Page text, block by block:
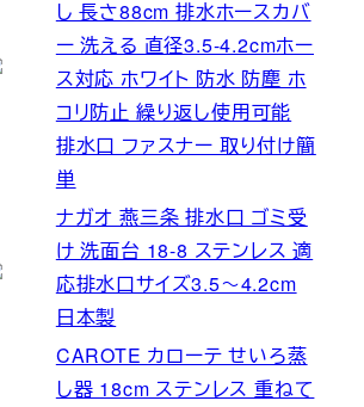
し 長さ88cm 排水ホースカバ
ー 洗える 直径3.5-4.2cmホー
ス対応 ホワイト 防水 防塵 ホ
コリ防止 繰り返し使用可能
排水口 ファスナー 取り付け簡
単
ナガオ 燕三条 排水口 ゴミ受
け 洗面台 18-8 ステンレス 適
応排水口サイズ3.5～4.2cm
日本製
CAROTE カローテ せいろ蒸
し器 18cm ステンレス 重ねて